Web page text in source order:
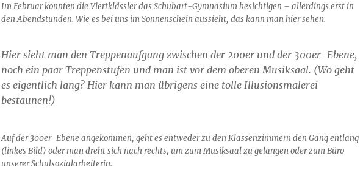
Im Februar konnten die Viertklässler das Schubart-Gymnasium besichtigen – allerdings erst in
den Abendstunden. Wie es bei uns im Sonnenschein aussieht, das kann man hier sehen.
Hier sieht man den Treppenaufgang zwischen der 200er und der 300er-Ebene,
noch ein paar Treppenstufen und man ist vor dem oberen Musiksaal. (Wo geht
es eigentlich lang? Hier kann man übrigens eine tolle Illusionsmalerei
bestaunen!)
Auf der 300er-Ebene angekommen, geht es entweder zu den Klassenzimmern den Gang entlang
(linkes Bild) oder man dreht sich nach rechts, um zum Musiksaal zu gelangen oder zum Büro
unserer Schulsozialarbeiterin.